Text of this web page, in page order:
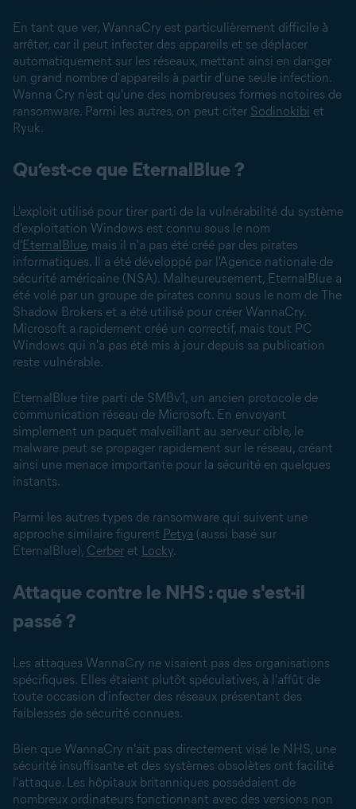
En tant que ver, WannaCry est particulièrement difficile à
arrêter, car il peut infecter des appareils et se déplacer
automatiquement sur les réseaux, mettant ainsi en danger
un grand nombre d'appareils à partir d'une seule infection.
Wanna Cry n'est qu'une des nombreuses formes notoires de
ransomware. Parmi les autres, on peut citer Sodinokibi et
Ryuk.
Qu’est-ce que EternalBlue ?
L'exploit utilisé pour tirer parti de la vulnérabilité du système
d'exploitation Windows est connu sous le nom
d'EternalBlue, mais il n'a pas été créé par des pirates
informatiques. Il a été développé par l'Agence nationale de
sécurité américaine (NSA). Malheureusement, EternalBlue a
été volé par un groupe de pirates connu sous le nom de The
Shadow Brokers et a été utilisé pour créer WannaCry.
Microsoft a rapidement créé un correctif, mais tout PC
Windows qui n'a pas été mis à jour depuis sa publication
reste vulnérable.
EternalBlue tire parti de SMBv1, un ancien protocole de
communication réseau de Microsoft. En envoyant
simplement un paquet malveillant au serveur cible, le
malware peut se propager rapidement sur le réseau, créant
ainsi une menace importante pour la sécurité en quelques
instants.
Parmi les autres types de ransomware qui suivent une
approche similaire figurent Petya (aussi basé sur
EternalBlue), Cerber et Locky.
Attaque contre le NHS : que s'est-il
passé ?
Les attaques WannaCry ne visaient pas des organisations
spécifiques. Elles étaient plutôt spéculatives, à l'affût de
toute occasion d'infecter des réseaux présentant des
faiblesses de sécurité connues.
Bien que WannaCry n'ait pas directement visé le NHS, une
sécurité insuffisante et des systèmes obsolètes ont facilité
l'attaque. Les hôpitaux britanniques possédaient de
nombreux ordinateurs fonctionnant avec des versions non